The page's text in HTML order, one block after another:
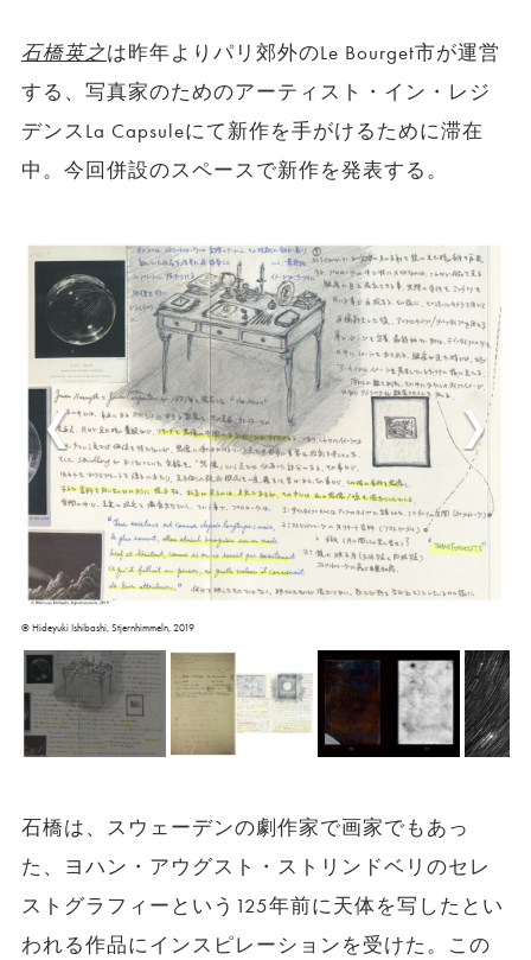
石橋英之は昨年よりパリ郊外のLe Bourget市が運営
する、写真家のためのアーティスト・イン・レジ
デンスLa Capsuleにて新作を手がけるために滞在
中。今回併設のスペースで新作を発表する。
© Hideyuki Ishibashi, Stjernhimmeln, 2019
石橋は、スウェーデンの劇作家で画家でもあっ
た、ヨハン・アウグスト・ストリンドベリのセレ
ストグラフィーという125年前に天体を写したとい
われる作品にインスピレーションを受けた。この